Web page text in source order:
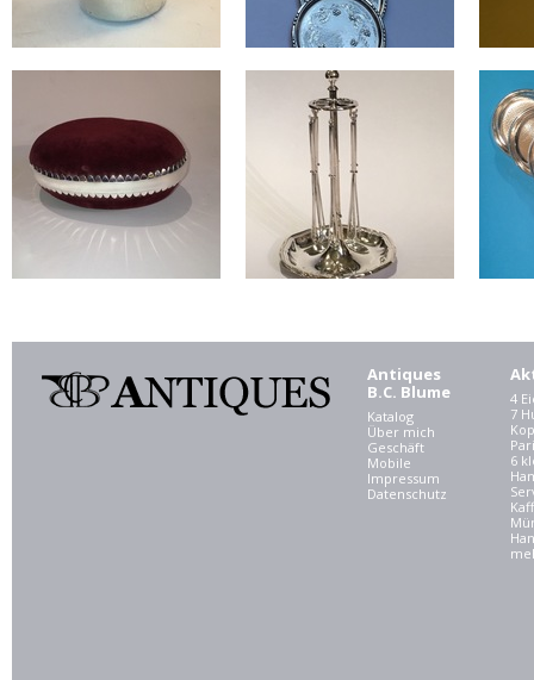
Antiques
B.C. Blume
Katalog
Über mich
Geschäft
Mobile
Impressum
Datenschutz
4
7
6